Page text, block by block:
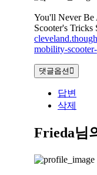
You'll Never Be
Scooter's Tricks
mobility-
댓글옵션
답변
삭제
Frieda님